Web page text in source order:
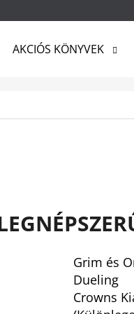
AKCIÓS KÖNYVEK
Grim és
Dueling
Crowns